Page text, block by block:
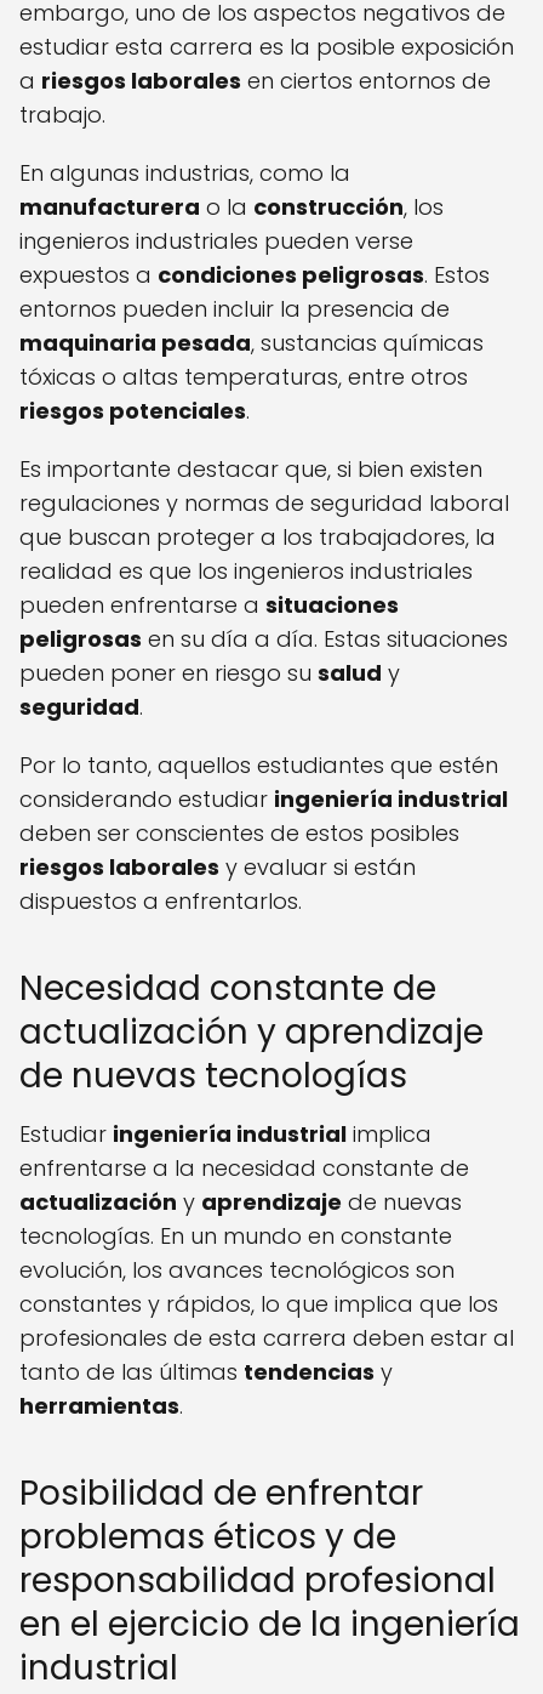
embargo, uno de los aspectos negativos de
estudiar esta carrera es la posible exposición
a riesgos laborales en ciertos entornos de
trabajo.
En algunas industrias, como la
manufacturera o la construcción, los
ingenieros industriales pueden verse
expuestos a condiciones peligrosas. Estos
entornos pueden incluir la presencia de
maquinaria pesada, sustancias químicas
tóxicas o altas temperaturas, entre otros
riesgos potenciales.
Es importante destacar que, si bien existen
regulaciones y normas de seguridad laboral
que buscan proteger a los trabajadores, la
realidad es que los ingenieros industriales
pueden enfrentarse a situaciones
peligrosas en su día a día. Estas situaciones
pueden poner en riesgo su salud y
seguridad.
Por lo tanto, aquellos estudiantes que estén
considerando estudiar ingeniería industrial
deben ser conscientes de estos posibles
riesgos laborales y evaluar si están
dispuestos a enfrentarlos.
Necesidad constante de
actualización y aprendizaje
de nuevas tecnologías
Estudiar ingeniería industrial implica
enfrentarse a la necesidad constante de
actualización y aprendizaje de nuevas
tecnologías. En un mundo en constante
evolución, los avances tecnológicos son
constantes y rápidos, lo que implica que los
profesionales de esta carrera deben estar al
tanto de las últimas tendencias y
herramientas.
Posibilidad de enfrentar
problemas éticos y de
responsabilidad profesional
en el ejercicio de la ingeniería
industrial